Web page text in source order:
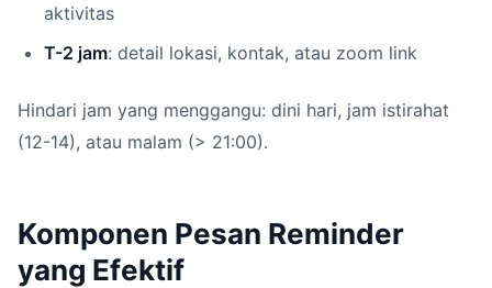
aktivitas
T-2 jam: detail lokasi, kontak, atau zoom link
Hindari jam yang menggangu: dini hari, jam istirahat
(12-14), atau malam (> 21:00).
Komponen Pesan Reminder
yang Efektif